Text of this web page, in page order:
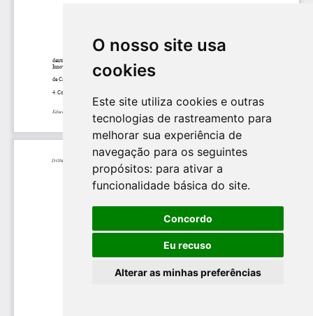
O nosso site usa
cookies
Este site utiliza cookies e outras
tecnologias de rastreamento para
melhorar sua experiência de
navegação para os seguintes
propósitos: para ativar a
funcionalidade básica do site.
Concordo
Eu recuso
Alterar as minhas preferências